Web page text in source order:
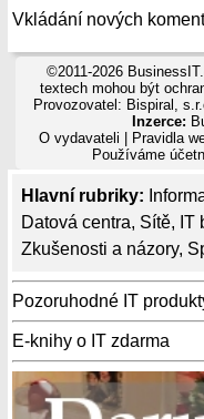
Hlavní rubriky:
Datová centra, Sítě, IT
Zkušenosti a názory,
Pozoruhodné IT
E-knihy o IT zdarma
Vkládání nových
©2011-2026
textech mohou být
Provozovatel: Bispiral,
Inzerce:
O vydavateli
Pravidla
Používáme